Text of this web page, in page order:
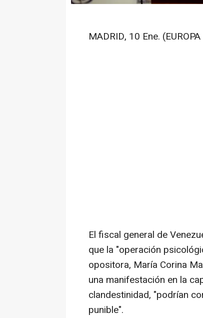
MADRID, 10 Ene.
El fiscal general de
que la "operación
opositora, María Corina
una manifestación en la
clandestinidad, "podrían
punible".